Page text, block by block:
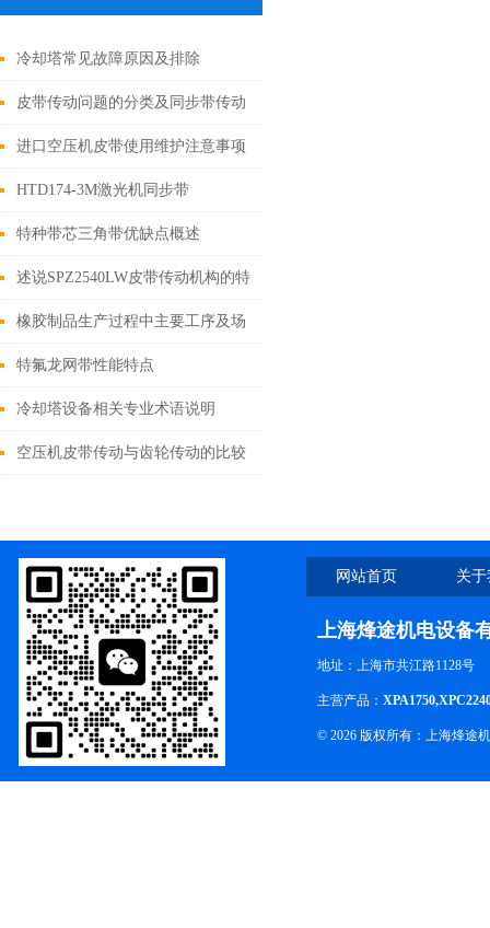
冷却塔常见故障原因及排除
皮带传动问题的分类及同步带传动
系统的常见问题
进口空压机皮带使用维护注意事项
HTD174-3M激光机同步带
特种带芯三角带优缺点概述
述说SPZ2540LW皮带传动机构的特
点
橡胶制品生产过程中主要工序及场
所的静电安全措施
特氟龙网带性能特点
冷却塔设备相关专业术语说明
空压机皮带传动与齿轮传动的比较
网站首页 关
上海烽途机电设备
地址：上海市共江路1128号
主营产品：
© 2026 版权所有：上海烽途